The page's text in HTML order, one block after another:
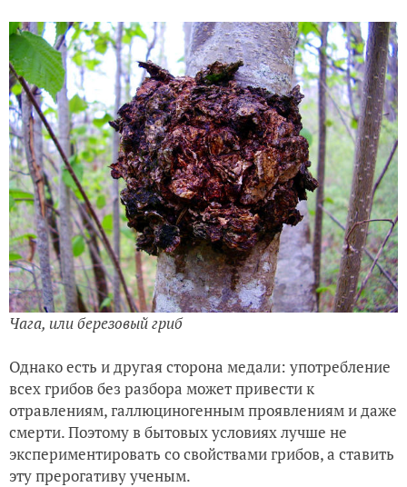
Чага, или березовый гриб
Однако есть и другая сторона медали: употребление
всех грибов без разбора может привести к
отравлениям, галлюциногенным проявлениям и даже
смерти. Поэтому в бытовых условиях лучше не
экспериментировать со свойствами грибов, а ставить
эту прерогативу ученым.